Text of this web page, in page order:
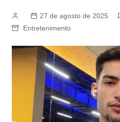
27 de agosto de 2025
Entretenimento